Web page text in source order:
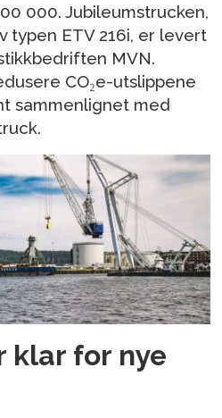
000. Jubileumstrucken,
typen ETV 216i, er levert
MVN.
CO₂e-utslippene
sammenlignet med
klar for nye